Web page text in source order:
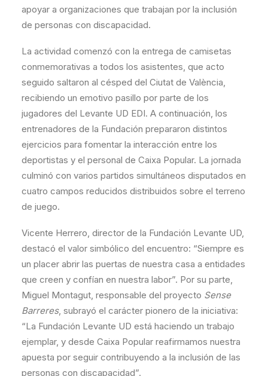
apoyar a organizaciones que trabajan por la inclusión
de personas con discapacidad.
La actividad comenzó con la entrega de camisetas
conmemorativas a todos los asistentes, que acto
seguido saltaron al césped del Ciutat de València,
recibiendo un emotivo pasillo por parte de los
jugadores del Levante UD EDI. A continuación, los
entrenadores de la Fundación prepararon distintos
ejercicios para fomentar la interacción entre los
deportistas y el personal de Caixa Popular. La jornada
culminó con varios partidos simultáneos disputados en
cuatro campos reducidos distribuidos sobre el terreno
de juego.
Vicente Herrero, director de la Fundación Levante UD,
destacó el valor simbólico del encuentro: “Siempre es
un placer abrir las puertas de nuestra casa a entidades
que creen y confían en nuestra labor”. Por su parte,
Miguel Montagut, responsable del proyecto Sense
Barreres, subrayó el carácter pionero de la iniciativa:
“La Fundación Levante UD está haciendo un trabajo
ejemplar, y desde Caixa Popular reafirmamos nuestra
apuesta por seguir contribuyendo a la inclusión de las
personas con discapacidad”.